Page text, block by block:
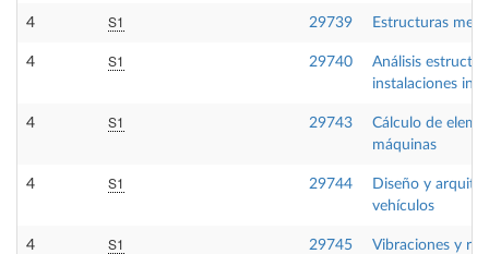
4 S1 29739 Estructuras
4 S1 29740
Análisis
instalaciones
4 S1 29743
Cálculo de
máquinas
4 S1 29744
Diseño y
vehículos
4 S1 29745
Vibraciones y